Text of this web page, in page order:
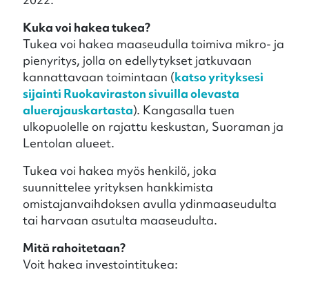
Kuka voi hakea tukea?
Tukea voi hakea maaseudulla toimiva mikro- ja
pienyritys, jolla on edellytykset jatkuvaan
kannattavaan toimintaan (katso yrityksesi
sijainti Ruokaviraston sivuilla olevasta
aluerajauskartasta). Kangasalla tuen
ulkopuolelle on rajattu keskustan, Suoraman ja
Lentolan alueet.
Tukea voi hakea myös henkilö, joka
suunnittelee yrityksen hankkimista
omistajanvaihdoksen avulla ydinmaaseudulta
tai harvaan asutulta maaseudulta.
Mitä rahoitetaan?
Voit hakea investointitukea: